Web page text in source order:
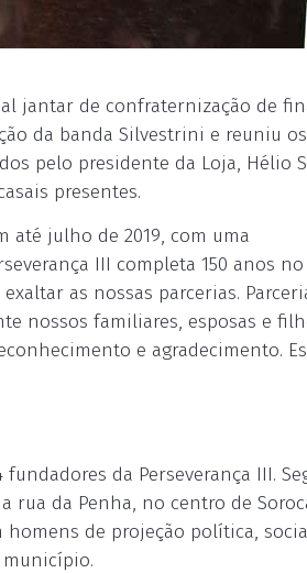
jantar de confraternização de
da banda Silvestrini e reuniu os
pelo presidente da Loja, Hélio
presentes.
até julho de 2019, com uma
III completa 150 anos no
as nossas parcerias.
nossos familiares, esposas e
e agradecimento.
da Perseverança III.
rua da Penha, no centro de
homens de projeção política,
município.